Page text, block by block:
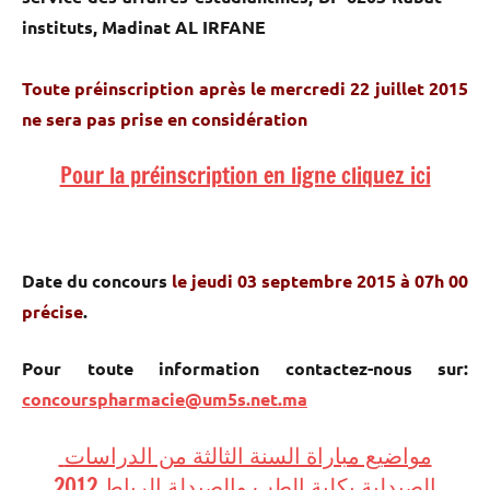
instituts, Madinat AL IRFANE
Toute préinscription après le mercredi 22 juillet 2015
ne sera pas prise en considération
Pour la préinscription en ligne cliquez ici
Date du concours le jeudi 03 septembre 2015 à 07h 00
précise.
Pour toute information contactez-nous sur:
concourspharmacie@um5s.net.ma